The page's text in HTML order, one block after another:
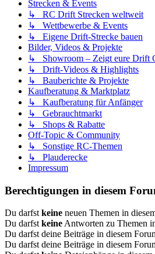
Strecken & Events
↳ RC Drift Strecken weltweit
↳ Wettbewerbe & Events
↳ Eigene Drift-Strecke bauen
Bilder, Videos & Projekte
↳ Showroom – Zeigt eure Drift
↳ Drift-Videos & Highlights
↳ Bauberichte & Projekte
Kaufberatung & Marktplatz
↳ Kaufberatung für Anfänger
↳ Gebrauchtmarkt
↳ Shops & Rabatte
Off-Topic & Community
↳ Sonstige RC-Themen
↳ Plauderecke
Impressum
Berechtigungen in diesem
Du darfst keine neuen Themen in
Du darfst keine Antworten zu Themen
Du darfst deine Beiträge in diesem
Du darfst deine Beiträge in diesem